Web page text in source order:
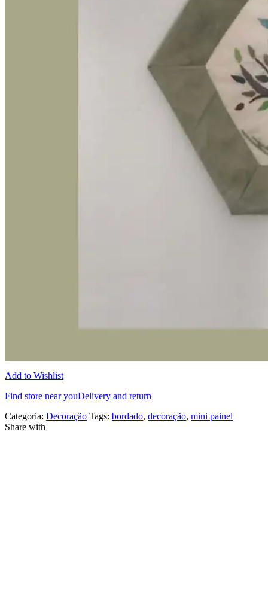
Add to Wishlist
Find store near youDelivery and return
Categoria: Decoração Tags: bordado, decoração, mini painel
Share with